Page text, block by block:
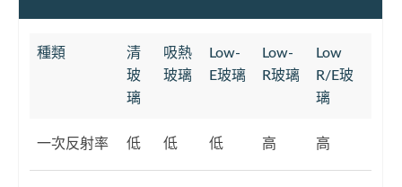
種類
清
玻
璃
吸熱
玻璃
Low-
E玻璃
Low-
R玻璃
Low
R/E玻
璃
一次反射率 低 低 低 高 高